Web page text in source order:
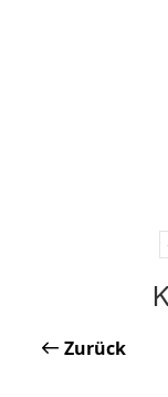
Zurück